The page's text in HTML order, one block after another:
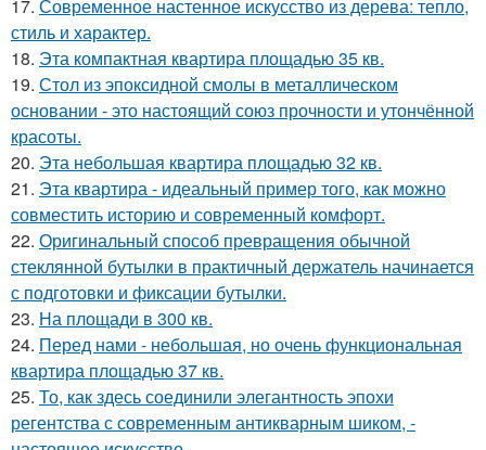
17. Современное настенное искусство из дерева: тепло,
стиль и характер.
18. Эта компактная квартира площадью 35 кв.
19. Стол из эпоксидной смолы в металлическом
основании - это настоящий союз прочности и утончённой
красоты.
20. Эта небольшая квартира площадью 32 кв.
21. Эта квартира - идеальный пример того, как можно
совместить историю и современный комфорт.
22. Оригинальный способ превращения обычной
стеклянной бутылки в практичный держатель начинается
с подготовки и фиксации бутылки.
23. На площади в 300 кв.
24. Перед нами - небольшая, но очень функциональная
квартира площадью 37 кв.
25. То, как здесь соединили элегантность эпохи
регентства с современным антикварным шиком, -